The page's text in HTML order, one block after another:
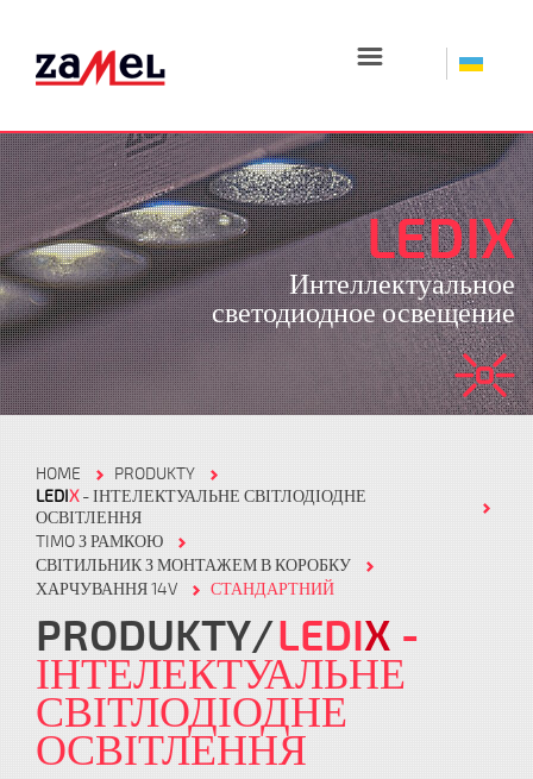
☰
LEDIX
Интеллектуальное
светодиодное освещение
HOME
PRODUKTY
LEDIX- ІНТЕЛЕКТУАЛЬНЕ СВІТЛОДІОДНЕ
ОСВІТЛЕННЯ
TIMO З РАМКОЮ
СВІТИЛЬНИК З МОНТАЖЕМ В КОРОБКУ
ХАРЧУВАННЯ 14V
СТАНДАРТНИЙ
PRODUKTY LEDIX -
ІНТЕЛЕКТУАЛЬНЕ
СВІТЛОДІОДНЕ
ОСВІТЛЕННЯ